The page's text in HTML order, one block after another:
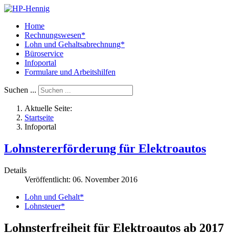
Home
Rechnungswesen*
Lohn und Gehaltsabrechnung*
Büroservice
Infoportal
Formulare und Arbeitshilfen
Suchen ...
Aktuelle Seite:
Startseite
Infoportal
Lohnstererförderung für Elektroautos
Details
Veröffentlicht: 06. November 2016
Lohn und Gehalt*
Lohnsteuer*
Lohnsterfreiheit für Elektroautos ab 2017